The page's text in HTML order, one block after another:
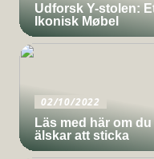
Udforsk Y-stolen:
Ikonisk Møbel
02/10/2022
Läs med här om du
älskar att sticka